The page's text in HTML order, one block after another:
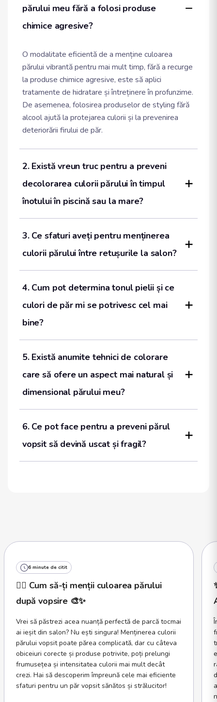
părului meu fără a folosi produse
chimice agresive?
O modalitate eficientă de a menține culoarea
părului vibrantă pentru mai mult timp, fără a recurge
la produse chimice agresive, este să aplici
tratamente de hidratare și întreținere în profunzime.
De asemenea, folosirea produselor de styling fără
alcool ajută la protejarea culorii și la prevenirea
deteriorării firului de păr.
2. Există vreun truc pentru a preveni
decolorarea culorii părului în timpul
înotului în piscină sau la mare?
3. Ce sfaturi aveți pentru menținerea
culorii părului între retușurile la salon?
4. Cum pot determina tonul pielii și ce
culori de păr mi se potrivesc cel mai
bine?
5. Există anumite tehnici de colorare
care să ofere un aspect mai natural și
dimensional părului meu?
6. Ce pot face pentru a preveni părul
vopsit să devină uscat și fragil?
6 minute de citit
💇‍♀️ Cum să-ți menții culoarea părului
după vopsire 🎨✨
Vrei să păstrezi acea nuanță perfectă de parcă tocmai
ai ieșit din salon? Nu ești singura! Menținerea culorii
părului vopsit poate părea complicată, dar cu câteva
obiceiuri corecte și produse potrivite, poți prelungi
frumusețea și intensitatea culorii mai mult decât
crezi. Hai să descoperim împreună cele mai eficiente
sfaturi pentru un păr vopsit sănătos și strălucitor!